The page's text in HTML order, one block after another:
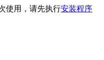
使用，请先执行安装程序